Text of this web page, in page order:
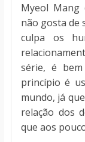
Myeol Mang
não gosta de
culpa os
série, é bem
princípio é
mundo, já
relação dos
que aos